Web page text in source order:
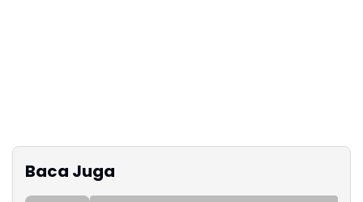
Baca Juga